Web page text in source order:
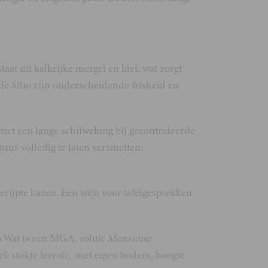
uit kalkrijke mergel en klei, wat zorgt
Silio zijn onderscheidende frisheid en
een lange schilweking bij gecontroleerde
volledig te laten versmelten.
kazen. Een wijn voor tafelgesprekken
is een MGA, voluit Menzione
stukje terroir, met eigen bodem, hoogte